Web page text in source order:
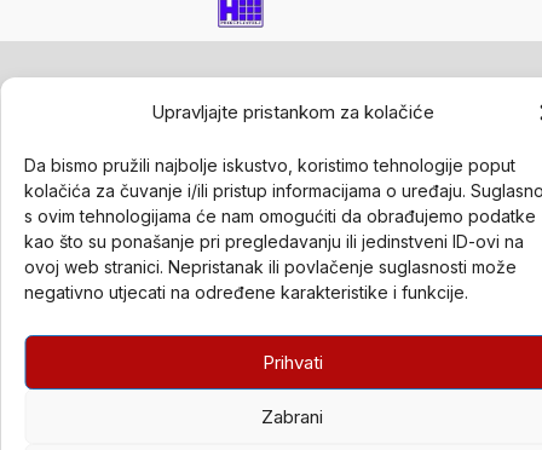
Upravljajte pristankom za kolačiće
Da bismo pružili najbolje iskustvo, koristimo tehnologije poput
kolačića za čuvanje i/ili pristup informacijama o uređaju.
s ovim tehnologijama će nam omogućiti da obrađujemo podatke
kao što su ponašanje pri pregledavanju ili jedinstveni ID-ovi na
ovoj web stranici. Nepristanak ili povlačenje suglasnosti može
negativno utjecati na određene karakteristike i funkcije.
Prihvati
Zabrani